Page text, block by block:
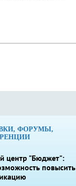
ФОРУМЫ,
центр "Бюджет":
повысить